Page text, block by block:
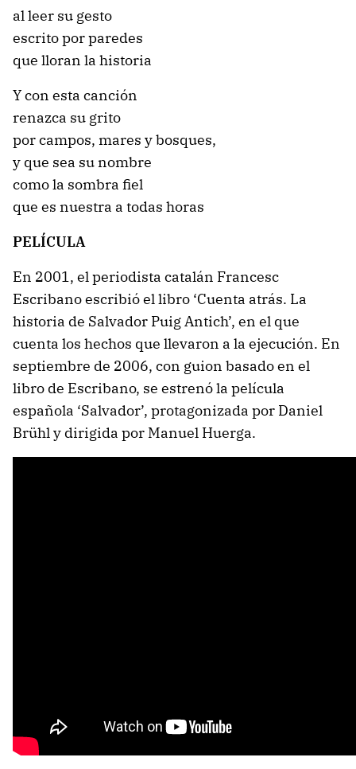
al leer su gesto
escrito por paredes
que lloran la historia
Y con esta canción
renazca su grito
por campos, mares y bosques,
y que sea su nombre
como la sombra fiel
que es nuestra a todas horas
PELÍCULA
En 2001, el periodista catalán Francesc
Escribano escribió el libro ‘Cuenta atrás. La
historia de Salvador Puig Antich’, en el que
cuenta los hechos que llevaron a la ejecución. En
septiembre de 2006, con guion basado en el
libro de Escribano, se estrenó la película
española ‘Salvador’, protagonizada por Daniel
Brühl y dirigida por Manuel Huerga.